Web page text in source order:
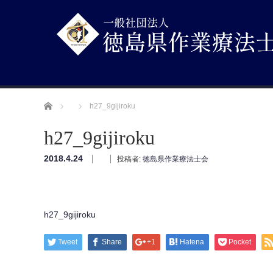
ホーム h27_9gijiroku
h27_9gijiroku
2018.4.24 投稿者: 徳島県作業療法士会
h27_9gijiroku
Tweet Share +1 Hatena Pocket